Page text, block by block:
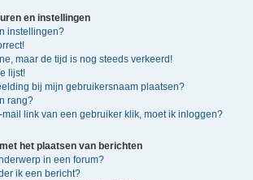
en instellingen
instellingen?
maar de tijd is nog steeds verkeerd!
lijst!
bij mijn gebruikersnaam plaatsen?
rang?
link van een gebruiker klik, moet ik inloggen?
het plaatsen van berichten
in een forum?
ik een bericht?